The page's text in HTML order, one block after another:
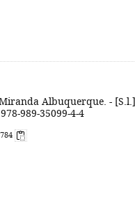
Albuquerque. -
989-35099-4-4